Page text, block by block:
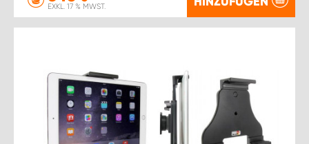
EXKL. 17 % MWST.